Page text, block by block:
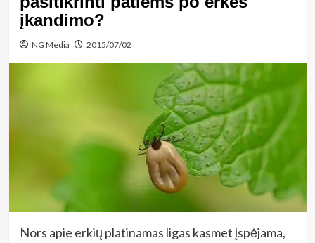
įkandimo?
NG Media 2015/07/02
Nors apie erkių platinamas ligas kasmet įspėjama,